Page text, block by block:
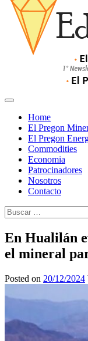
Home
El Pregon
El Pregon
Commodities
Economia
Patrocinadores
Nosotros
Contacto
Buscar:
En Hualilán
el mineral
Posted on 20/12/2024